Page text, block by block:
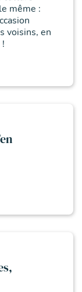
même :
voisins, en